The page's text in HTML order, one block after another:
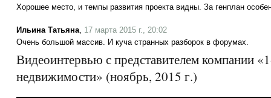
Хорошее место, и темпы развития проекта видны. За генплан
Ильина Татьяна, 17 марта 2015 г., 20:02
Очень большой массив. И куча странных разборок в форумах.
Видеоинтервью с представителем компании
недвижимости» (ноябрь, 2015 г.)